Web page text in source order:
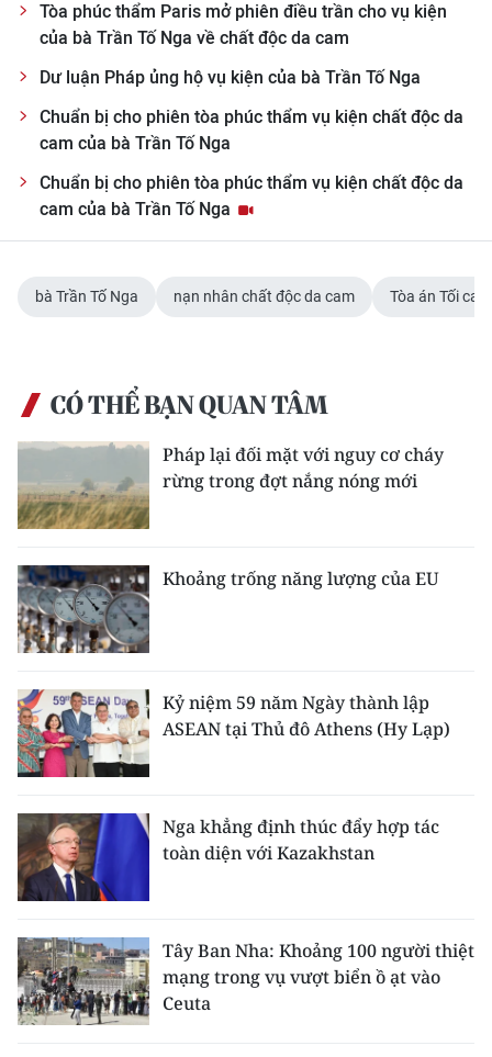
Tòa phúc thẩm Paris mở phiên điều trần cho vụ kiện
của bà Trần Tố Nga về chất độc da cam
Dư luận Pháp ủng hộ vụ kiện của bà Trần Tố Nga
Chuẩn bị cho phiên tòa phúc thẩm vụ kiện chất độc da
cam của bà Trần Tố Nga
Chuẩn bị cho phiên tòa phúc thẩm vụ kiện chất độc da
cam của bà Trần Tố Nga
bà Trần Tố Nga nạn nhân chất độc da cam Tòa án Tối cao
CÓ THỂ BẠN QUAN TÂM
Pháp lại đối mặt với nguy cơ cháy
rừng trong đợt nắng nóng mới
Khoảng trống năng lượng của EU
Kỷ niệm 59 năm Ngày thành lập
ASEAN tại Thủ đô Athens (Hy Lạp)
Nga khẳng định thúc đẩy hợp tác
toàn diện với Kazakhstan
Tây Ban Nha: Khoảng 100 người thiệt
mạng trong vụ vượt biển ồ ạt vào
Ceuta